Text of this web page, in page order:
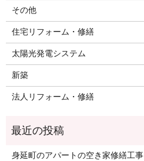
その他
住宅リフォーム・修繕
太陽光発電システム
新築
法人リフォーム・修繕
身延町のアパートの空き家修繕工事